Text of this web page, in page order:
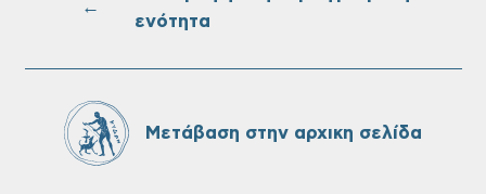
←
ενότητα
Μετάβαση στην αρχικη σελίδα